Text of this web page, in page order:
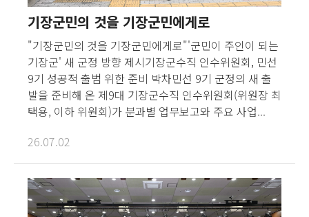
기장군민의 것을 기장군민에게로
"기장군민의 것을 기장군민에게로"'군민이 주인이 되는
기장군' 새 군정 방향 제시기장군수직 인수위원회, 민선
9기 성공적 출범 위한 준비 박차민선 9기 군정의 새 출
발을 준비해 온 제9대 기장군수직 인수위원회(위원장 최
택용, 이하 위원회)가 분과별 업무보고와 주요 사업...
26.07.02